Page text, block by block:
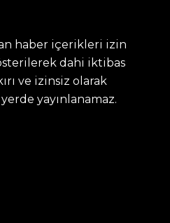
haber içerikleri izin
dahi iktibas
ve izinsiz olarak
yayınlanamaz.